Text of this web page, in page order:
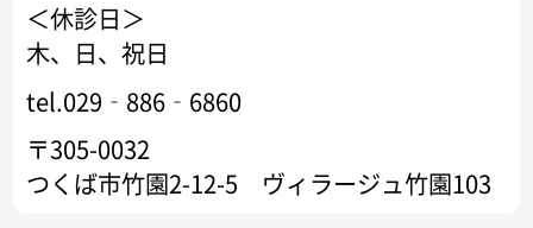
＜休診日＞
木、日、祝日
tel.029‐886‐6860
〒305-0032
つくば市竹園2-12-5 ヴィラージュ竹園103